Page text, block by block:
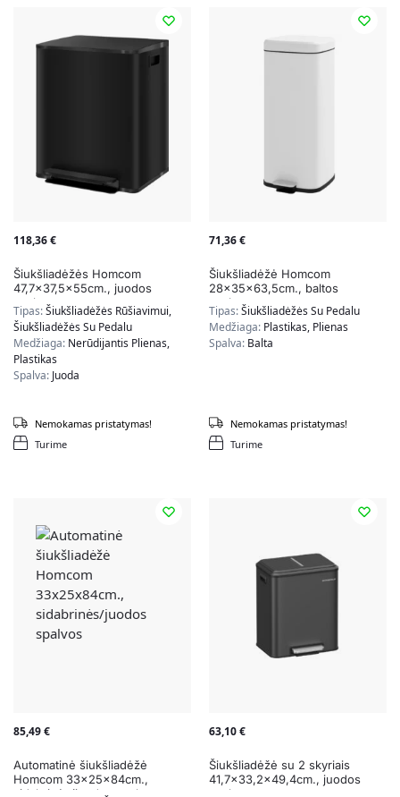
118,36€
Šiukšliadėžės Homcom
47,7×37,5x55cm., juodos
spalvos
Tipas:Šiukšliadėžės Rūšiavimui,
Šiukšliadėžės Su Pedalu
Medžiaga: Nerūdijantis Plienas,
Plastikas
Spalva: Juoda
Turime
Nemokamas pristatymas!
71,36€
Šiukšliadėžė Homcom
28x35x63,5cm., baltos
spalvos
Tipas:Šiukšliadėžės Su Pedalu
Medžiaga: Plastikas, Plienas
Spalva: Balta
Turime
Nemokamas pristatymas!
85,49€
Automatinė šiukšliadėžė
Homcom 33x25x84cm.,
sidabrinės/juodos spalvos
63,10€
Šiukšliadėžė su 2 skyriais
41,7×33,2×49,4cm., juodos
spalvos